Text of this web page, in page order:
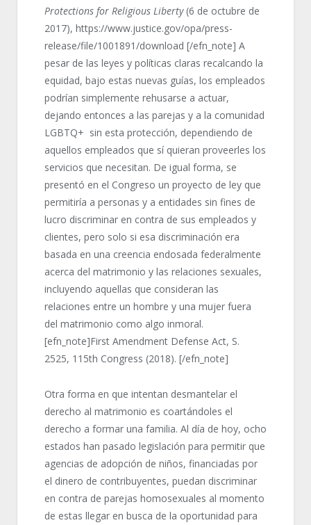
Protections for Religious Liberty(6 de octubre de
2017), https://www.justice.gov/opa/press-
release/file/1001891/download [/efn_note] A
pesar de las leyes y políticas claras recalcando la
equidad, bajo estas nuevas guías, los empleados
podrían simplemente rehusarse a actuar,
dejando entonces a las parejas y a la comunidad
LGBTQ+ sin esta protección, dependiendo de
aquellos empleados que sí quieran proveerles los
servicios que necesitan. De igual forma, se
presentó en el Congreso un proyecto de ley que
permitiría a personas y a entidades sin fines de
lucro discriminar en contra de sus empleados y
clientes, pero solo si esa discriminación era
basada en una creencia endosada federalmente
acerca del matrimonio y las relaciones sexuales,
incluyendo aquellas que consideran las
relaciones entre un hombre y una mujer fuera
del matrimonio como algo inmoral.
[efn_note]First Amendment Defense Act, S.
2525, 115th Congress (2018). [/efn_note]
Otra forma en que intentan desmantelar el
derecho al matrimonio es coartándoles el
derecho a formar una familia. Al día de hoy, ocho
estados han pasado legislación para permitir que
agencias de adopción de niños, financiadas por
el dinero de contribuyentes, puedan discriminar
en contra de parejas homosexuales al momento
de estas llegar en busca de la oportunidad para